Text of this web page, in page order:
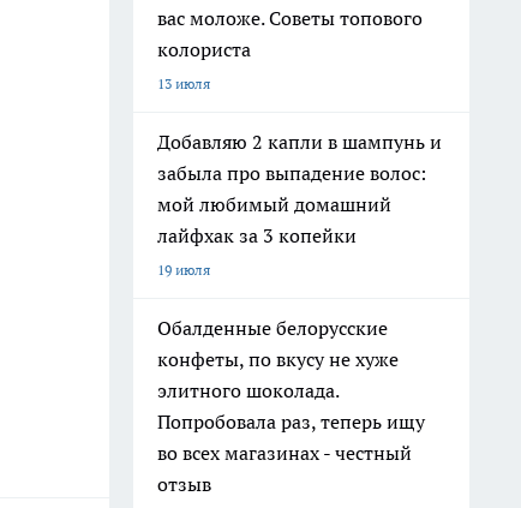
вас моложе. Советы топового
колориста
13 июля
Добавляю 2 капли в шампунь и
забыла про выпадение волос:
мой любимый домашний
лайфхак за 3 копейки
19 июля
Обалденные белорусские
конфеты, по вкусу не хуже
элитного шоколада.
Попробовала раз, теперь ищу
во всех магазинах - честный
отзыв